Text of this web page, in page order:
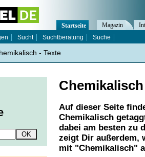
Chemikalisch
Auf dieser Seite
Chemikalisch
dabei am besten zu
zeigt Dir außerdem,
mit "Chemikalisch"
Startseite Magazin
Sucht Suchtberatung Suche
- Texte